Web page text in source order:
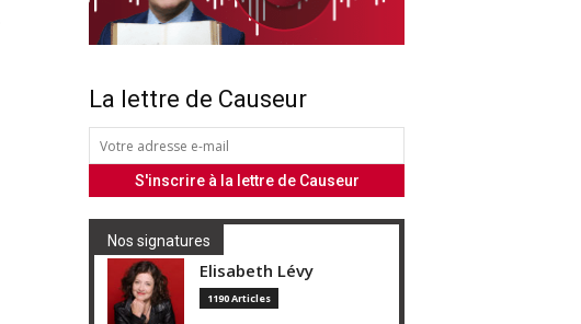
La lettre de Causeur
Nos signatures
Elisabeth Lévy
1190 Articles